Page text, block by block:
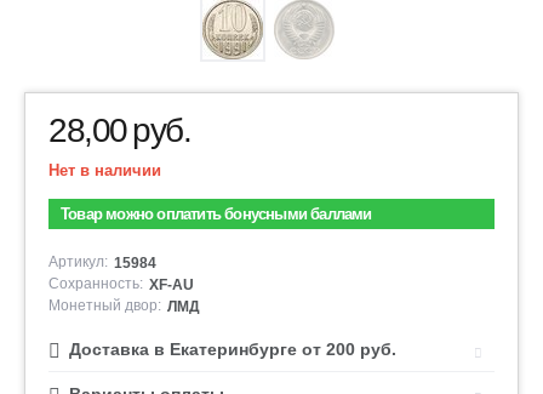
28,00руб.
Нет в наличии
Товар можно оплатить бонусными баллами
Артикул: 15984
Сохранность: XF-AU
Монетный двор: ЛМД
Доставка в Екатеринбурге от 200 руб.